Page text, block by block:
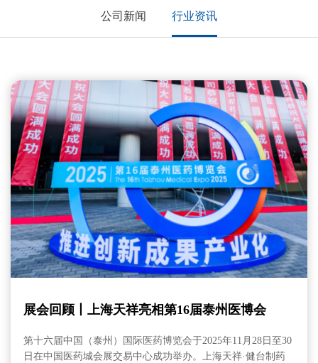
公司新闻 行业资讯
展会回顾丨上海天祥亮相第16届泰州医博会
第十六届中国（泰州）国际医药博览会于2025年11月28日至30
日在中国医药城会展交易中心成功举办。上海天祥·健台制药